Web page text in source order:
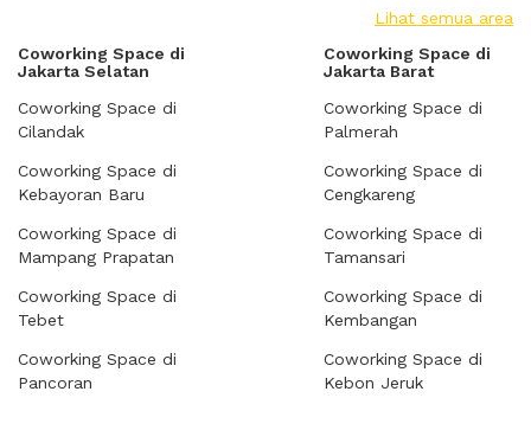
Lihat semua area
Coworking Space di
Jakarta Selatan
Coworking Space di
Cilandak
Coworking Space di
Kebayoran Baru
Coworking Space di
Mampang Prapatan
Coworking Space di
Tebet
Coworking Space di
Pancoran
Coworking Space di
Jakarta Barat
Coworking Space di
Palmerah
Coworking Space di
Cengkareng
Coworking Space di
Tamansari
Coworking Space di
Kembangan
Coworking Space di
Kebon Jeruk